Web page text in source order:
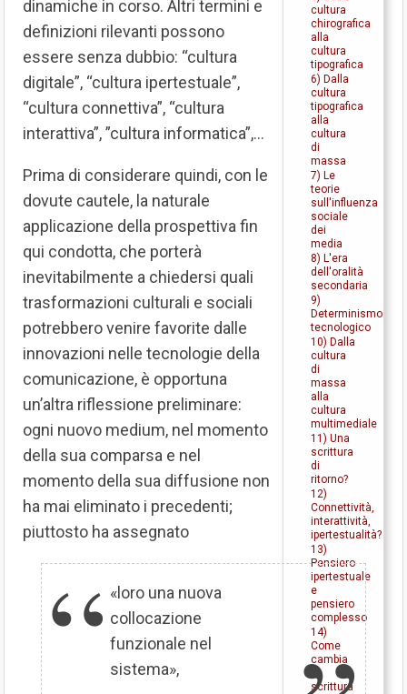
cultura
chirografica
alla
cultura
tipografica
6) Dalla
cultura
tipografica
alla
cultura
di
massa
7) Le
teorie
sull'influenza
sociale
dei
media
8) L'era
dell'oralità
secondaria
9)
Determinismo
tecnologico
10) Dalla
cultura
di
massa
alla
cultura
multimediale
11) Una
scrittura
di
ritorno?
12)
Connettività,
interattività,
ipertestualità?
13)
Pensiero
ipertestuale
e
pensiero
complesso
14)
Come
cambia
scrittura
dinamiche in corso. Altri termini e
definizioni rilevanti possono
essere senza dubbio: “cultura
digitale”, “cultura ipertestuale”,
“cultura connettiva”, “cultura
interattiva”, ”cultura informatica”,…
Prima di considerare quindi, con le
dovute cautele, la naturale
applicazione della prospettiva fin
qui condotta, che porterà
inevitabilmente a chiedersi quali
trasformazioni culturali e sociali
potrebbero venire favorite dalle
innovazioni nelle tecnologie della
comunicazione, è opportuna
un’altra riflessione preliminare:
ogni nuovo medium, nel momento
della sua comparsa e nel
momento della sua diffusione non
ha mai eliminato i precedenti;
piuttosto ha assegnato
«loro una nuova
collocazione
funzionale nel
sistema»,